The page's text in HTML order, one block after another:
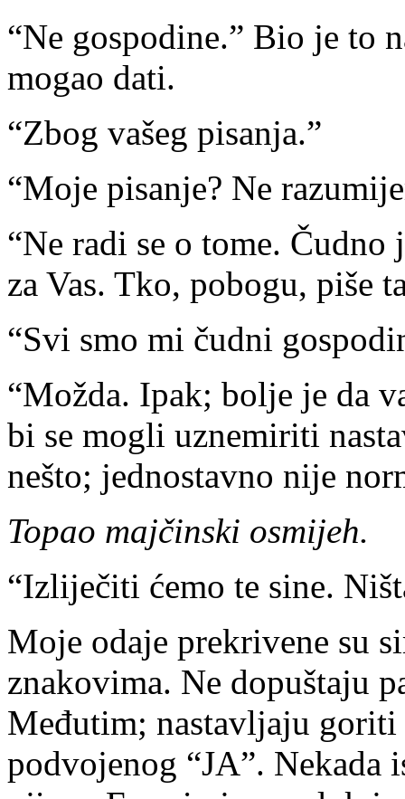
“Ne gospodine.” Bio je to
mogao dati.
“Zbog vašeg pisanja.”
“Moje pisanje? Ne
“Ne radi se o tome.
za Vas. Tko, pobogu, piše
“Svi smo mi čudni
“Možda. Ipak; bolje je da
bi se mogli uznemiriti
nešto; jednostavno nije
Topao majčinski osmijeh.
“Izliječiti ćemo te sine.
Moje odaje prekrivene su
znakovima. Ne dopuštaju
Međutim; nastavljaju
podvojenog “JA”. Nekada